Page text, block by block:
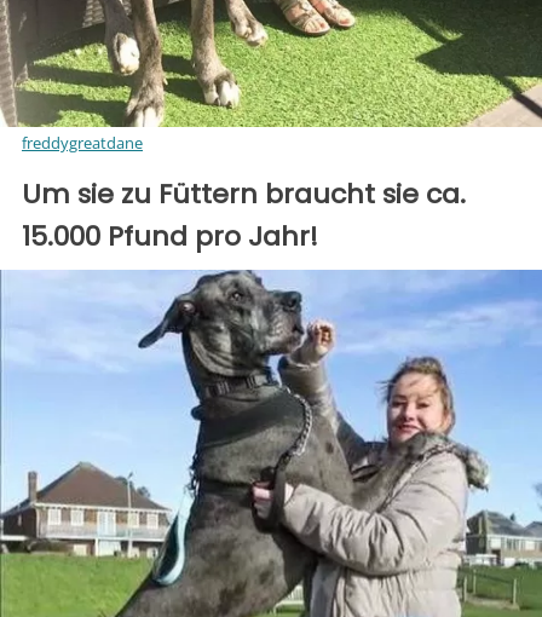
freddygreatdane
Um sie zu Füttern braucht sie ca.
15.000 Pfund pro Jahr!